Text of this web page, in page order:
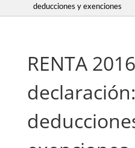
deducciones y exenciones
RENTA
declaración: